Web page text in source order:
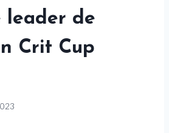
leader de
Crit Cup